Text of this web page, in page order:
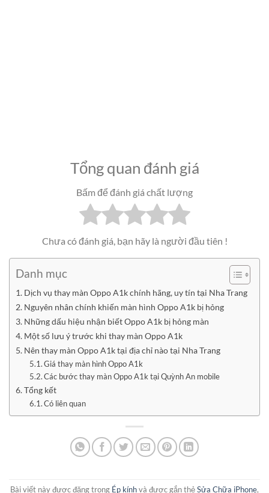
Tổng quan đánh giá
Bấm để đánh giá chất lượng
Chưa có đánh giá, bạn hãy là người đầu tiên !
Danh mục
Dịch vụ thay màn Oppo A1k chính hãng, uy tín tại Nha Trang
Nguyên nhân chính khiến màn hình Oppo A1k bị hỏng
Những dấu hiệu nhận biết Oppo A1k bị hỏng màn
Một số lưu ý trước khi thay màn Oppo A1k
Nên thay màn Oppo A1k tại địa chỉ nào tại Nha Trang
Giá thay màn hình Oppo A1k
Các bước thay màn Oppo A1k tại Quỳnh An mobile
Tổng kết
Có liên quan
Bài viết này được đăng trong Ép kínhvà được gắn thẻSửa Chữa iPhone,